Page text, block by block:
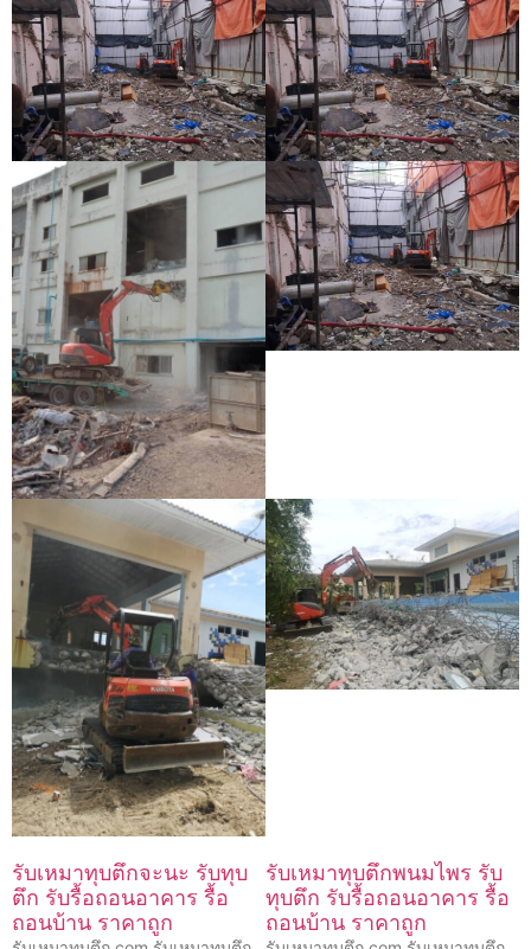
รับเหมาทุบตึกจะนะ รับทุบ
ตึก รับรื้อถอนอาคาร รื้อ
ถอนบ้าน ราคาถูก
รับเหมาทุบตึกพนมไพร รับ
ทุบตึก รับรื้อถอนอาคาร รื้อ
ถอนบ้าน ราคาถูก